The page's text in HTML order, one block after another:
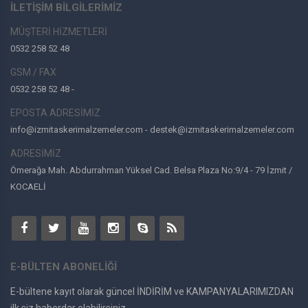
İLETİŞİM BİLGİLERİMİZ
MÜŞTERİ HİZMETLERİ
0532 258 52 48
GSM / FAX
0532 258 52 48 -
EPOSTA ADRESİMİZ
info@izmitaskerimalzemeler.com - destek@izmitaskerimalzemeler.com
ADRESİMİZ
Ömerağa Mah. Abdurrahman Yüksel Cad. Belsa Plaza No:9/4 - 79 İzmit /
KOCAELİ
E-BÜLTEN ABONELİĞİ
E-bültene kayıt olarak güncel İNDİRİM ve KAMPANYALARIMIZDAN